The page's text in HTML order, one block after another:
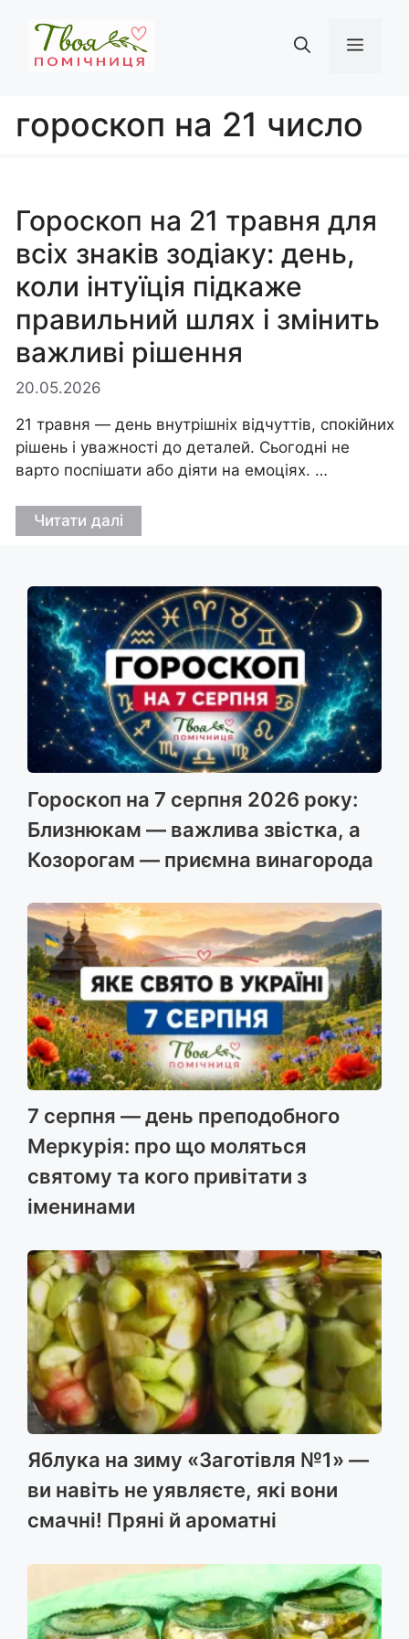
вмісту
гороскоп на 21 число
Гороскоп на 21 травня для
всіх знаків зодіаку: день,
коли інтуїція підкаже
правильний шлях і змінить
важливі рішення
20.05.2026
21 травня — день внутрішніх відчуттів, спокійних
рішень і уважності до деталей. Сьогодні не
варто поспішати або діяти на емоціях. …
Читати далі
Гороскоп на 7 серпня 2026 року:
Близнюкам — важлива звістка, а
Козорогам — приємна винагорода
7 серпня — день преподобного
Меркурія: про що моляться
святому та кого привітати з
іменинами
Яблука на зиму «Заготівля №1» —
ви навіть не уявляєте, які вони
смачні! Пряні й ароматні